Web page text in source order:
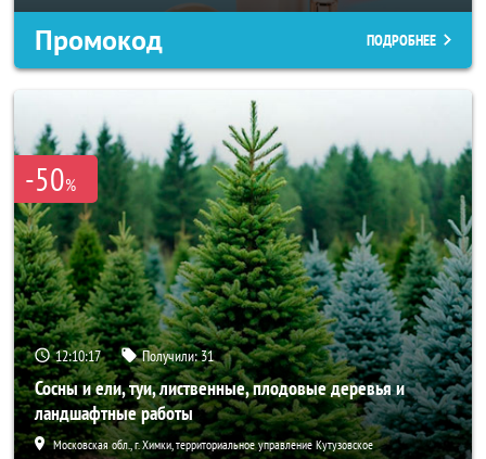
Промокод ПОДРОБНЕЕ
-50%
12:10:16 Получили:31
Сосны и ели, туи, лиственные, плодовые деревья и
ландшафтные работы
Московская обл., г. Химки, территориальное управление Кутузовское